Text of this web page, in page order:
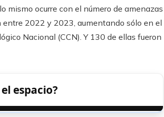
mismo ocurre con el número de amenazas
entre 2022 y 2023, aumentando sólo en el
Nacional (CCN). Y 130 de ellas fueron
espacio?